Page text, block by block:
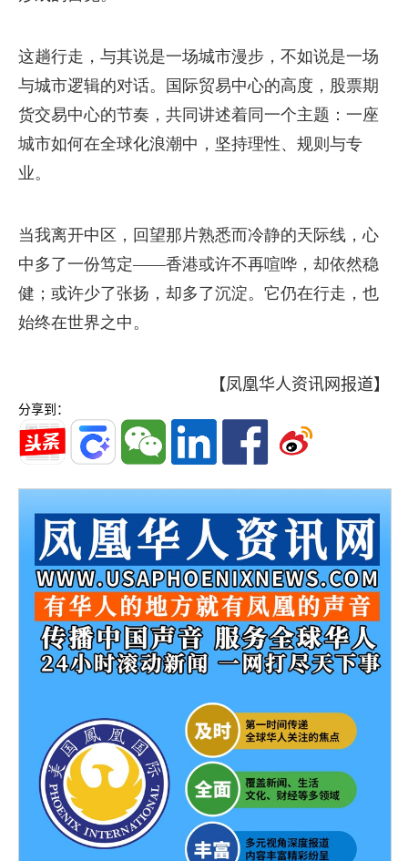
这趟行走，与其说是一场城市漫步，不如说是一场
与城市逻辑的对话。国际贸易中心的高度，股票期
货交易中心的节奏，共同讲述着同一个主题：一座
城市如何在全球化浪潮中，坚持理性、规则与专
业。
当我离开中区，回望那片熟悉而冷静的天际线，心
中多了一份笃定——香港或许不再喧哗，却依然稳
健；或许少了张扬，却多了沉淀。它仍在行走，也
始终在世界之中。
【凤凰华人资讯网报道】
分享到：